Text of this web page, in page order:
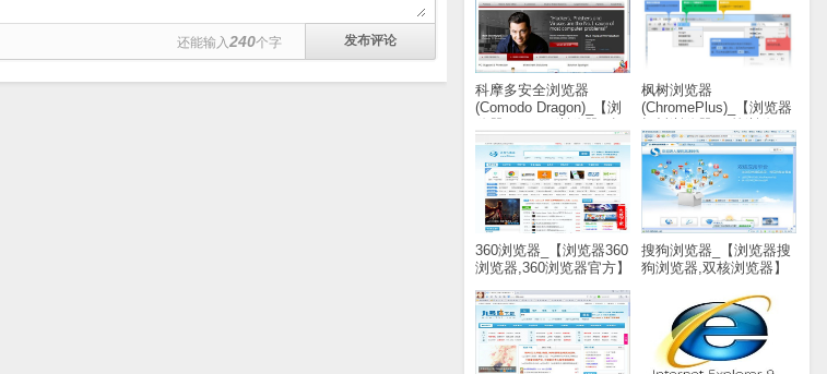
科摩多安全浏览器
(Comodo Dragon)_【浏
摩多浏览器】(52.9M)
枫树浏览器
(ChromePlus)_【浏览器
器】(37.6M)
360浏览器_【浏览器360
浏览器,360浏览器官方】
搜狗浏览器_【浏览器搜
狗浏览器,双核浏览器】
还能输入 240个字